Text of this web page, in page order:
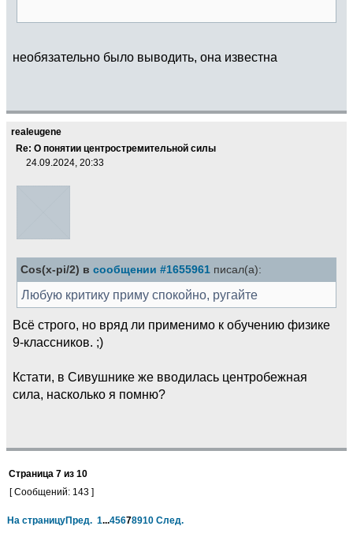
необязательно было выводить, она известна
realeugene
Re: О понятии центростремительной силы
24.09.2024, 20:33
Cos(x-pi/2) в сообщении #1655961 писал(а):
Любую критику приму спокойно, ругайте
Всё строго, но вряд ли применимо к обучению физике
9-классников. ;)
Кстати, в Сивушнике же вводилась центробежная
сила, насколько я помню?
Страница 7 из 10
[ Сообщений: 143 ]
На страницуПред. 1...45678910 След.